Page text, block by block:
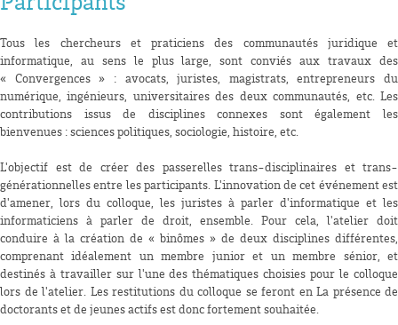
Tous les chercheurs et praticiens des communautés juridique et
informatique, au sens le plus large, sont conviés aux travaux des
« Convergences » : avocats, juristes, magistrats, entrepreneurs du
numérique, ingénieurs, universitaires des deux communautés, etc. Les
contributions issus de disciplines connexes sont également les
bienvenues : sciences politiques, sociologie, histoire, etc.
L'objectif est de créer des passerelles trans-disciplinaires et trans-
générationnelles entre les participants. L'innovation de cet événement est
d'amener, lors du colloque, les juristes à parler d'informatique et les
informaticiens à parler de droit, ensemble. Pour cela, l'atelier doit
conduire à la création de « binômes » de deux disciplines différentes,
comprenant idéalement un membre junior et un membre sénior, et
destinés à travailler sur l'une des thématiques choisies pour le colloque
lors de l'atelier. Les restitutions du colloque se feront en La présence de
doctorants et de jeunes actifs est donc fortement souhaitée.